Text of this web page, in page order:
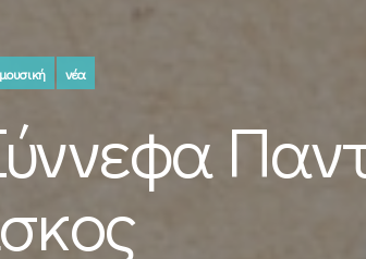
μουσική νέα